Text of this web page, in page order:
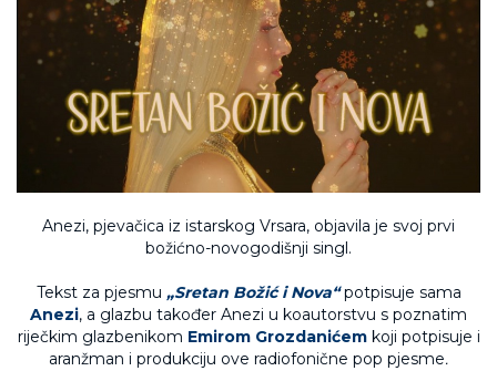
Anezi, pjevačica iz istarskog Vrsara, objavila je svoj prvi
božićno-novogodišnji singl.
Tekst za pjesmu „Sretan Božić i Nova“potpisuje sama
Anezi, a glazbu također Anezi u koautorstvu s poznatim
riječkim glazbenikom Emirom Grozdanićemkoji potpisuje i
aranžman i produkciju ove radiofonične pop pjesme.